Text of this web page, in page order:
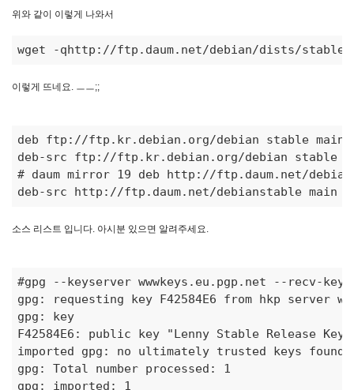
위와 같이 이렇게 나와서
wget -qhttp://ftp.daum.net/debian/dists/stable/
이렇게 뜨네요. ㅡㅡ;;
deb ftp://ftp.kr.debian.org/debian stable main
# daum mirror 19 deb http://ftp.daum.net/
deb-src http://ftp.daum.net/debianstable main
소스 리스트 입니다. 아시분 있으면 알려주세요.
#gpg --keyserver wwwkeys.eu.pgp.net --recv-keys
gpg: requesting key F42584E6 from hkp server
gpg: key
F42584E6: public key "Lenny Stable Release
imported gpg: no ultimately trusted keys found
gpg: Total number processed: 1